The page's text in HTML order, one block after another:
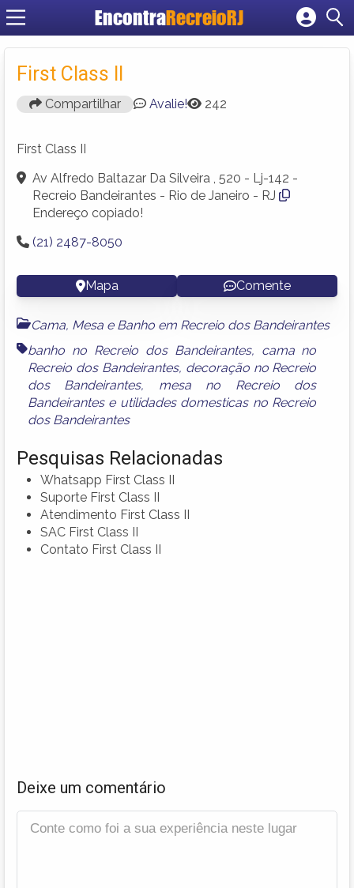
EncontraRecreioRJ
Cadastrar empresa
First Class II
Compartilhar Avalie! 242
First Class II
Av Alfredo Baltazar Da Silveira , 520 - Lj-142 -
Recreio Bandeirantes - Rio de Janeiro - RJ
Endereço copiado!
(21) 2487-8050
Mapa Comente
Cama, Mesa e Banho em Recreio dos Bandeirantes
banho no Recreio dos Bandeirantes, cama no
Recreio dos Bandeirantes, decoração no Recreio
dos Bandeirantes, mesa no Recreio dos
Bandeirantese utilidades domesticas no Recreio
dos Bandeirantes
Pesquisas Relacionadas
Whatsapp First Class II
Suporte First Class II
Atendimento First Class II
SAC First Class II
Contato First Class II
Deixe um comentário